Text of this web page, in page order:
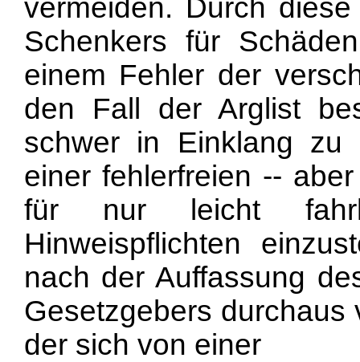
vermeiden. Durch
Schenkers für
einem Fehler der
den Fall der Arglist
schwer in Einklang zu
einer fehlerfreien --
für nur leicht
Hinweispflichten
nach der Auffassung
Gesetzgebers durchaus
der sich von einer